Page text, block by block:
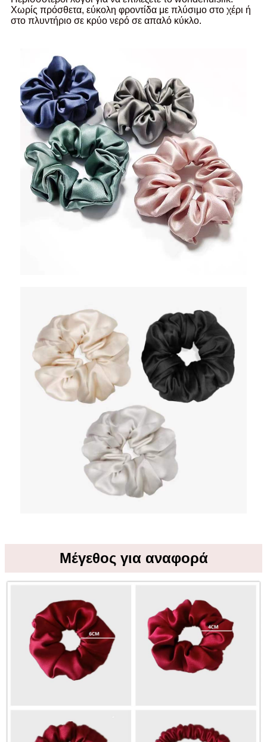
Χωρίς πρόσθετα, εύκολη φροντίδα με πλύσιμο στο χέρι ή
στο πλυντήριο σε κρύο νερό σε απαλό κύκλο.
Μέγεθος για αναφορά